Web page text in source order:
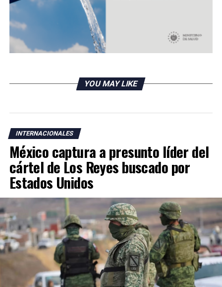
YOU MAY LIKE
INTERNACIONALES
México captura a presunto líder del
cártel de Los Reyes buscado por
Estados Unidos